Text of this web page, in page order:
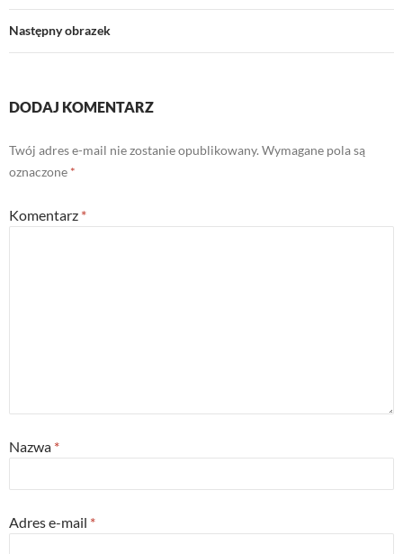
Następny obrazek
DODAJ KOMENTARZ
Twój adres e-mail nie zostanie opublikowany. Wymagane pola są
oznaczone *
Komentarz *
Nazwa *
Adres e-mail *